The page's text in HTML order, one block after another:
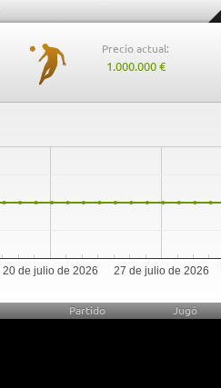
Precio actual:
1.000.000 €
20 de julio de 2026 27 de julio de 2026
Partido Jugó